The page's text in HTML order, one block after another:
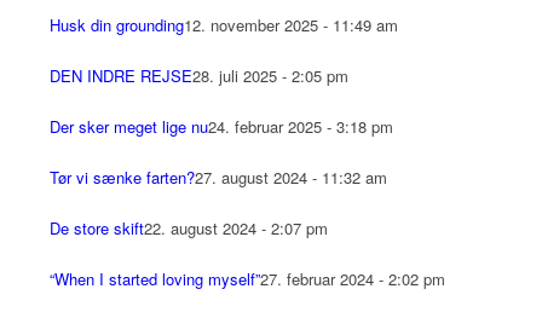
Husk din grounding12. november 2025 - 11:49 am
DEN INDRE REJSE28. juli 2025 - 2:05 pm
Der sker meget lige nu24. februar 2025 - 3:18 pm
Tør vi sænke farten?27. august 2024 - 11:32 am
De store skift22. august 2024 - 2:07 pm
“When I started loving myself”27. februar 2024 - 2:02 pm